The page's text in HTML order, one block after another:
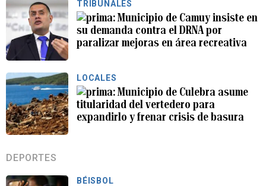
TRIBUNALES
Municipio de Camuy insiste en
su demanda contra el DRNA por
paralizar mejoras en área recreativa
LOCALES
Municipio de Culebra asume
titularidad del vertedero para
expandirlo y frenar crisis de basura
DEPORTES
BÉISBOL